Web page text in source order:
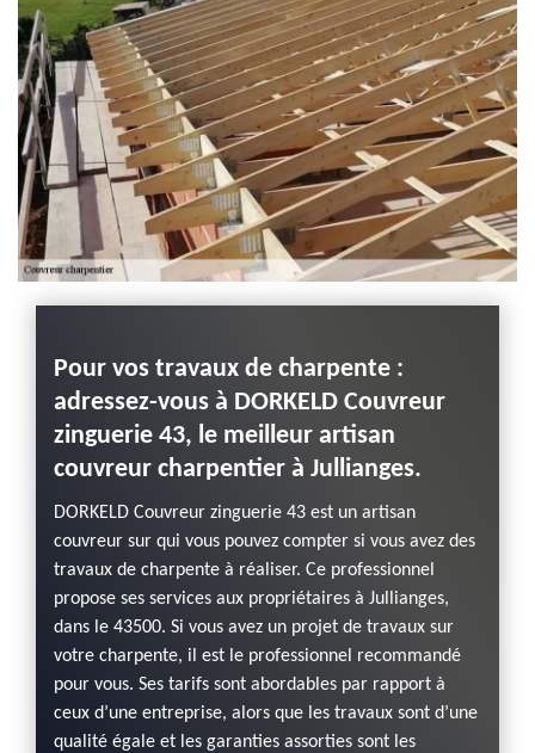
Pour vos travaux de charpente :
adressez-vous à DORKELD Couvreur
zinguerie 43, le meilleur artisan
couvreur charpentier à Jullianges.
DORKELD Couvreur zinguerie 43 est un artisan
couvreur sur qui vous pouvez compter si vous avez des
travaux de charpente à réaliser. Ce professionnel
propose ses services aux propriétaires à Jullianges,
dans le 43500. Si vous avez un projet de travaux sur
votre charpente, il est le professionnel recommandé
pour vous. Ses tarifs sont abordables par rapport à
ceux d’une entreprise, alors que les travaux sont d’une
qualité égale et les garanties assorties sont les